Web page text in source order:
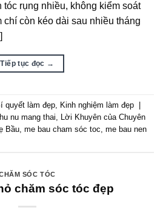
tóc rụng nhiều, không kiểm soát
còn kéo dài sau nhiều tháng
Tiếp tục đọc →
quyết làm đẹp Kinh nghiệm làm đẹp |
nu mang thai
Lời Khuyên của Chuyên
Bầu me bau cham sóc toc me bau nen
SÓC TÓC
chăm sóc tóc đẹp